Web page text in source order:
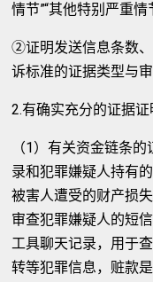
情节”“其他特别严重情
②证明发送信息条数
诉标准的证据类型与
2.有确实充分的证据
（1）有关资金链条
录和犯罪嫌疑人持有
被害人遭受的财产损
审查犯罪嫌疑人的短
工具聊天记录，用于
转等犯罪信息，赃款